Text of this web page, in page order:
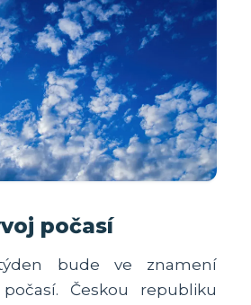
počasí
bude ve znamení
Českou republiku